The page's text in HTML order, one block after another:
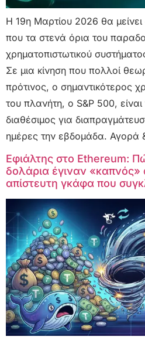
Η 19η Μαρτίου 2026 θα
που τα στενά όρια του
χρηματοπιστωτικού
Σε μια κίνηση που πολλοί
πρότινος, ο σημαντικότερος
του πλανήτη, ο S&P 500,
διαθέσιμος για
ημέρες την εβδομάδα. Αγορά
Εφιάλτης στο Ethereum:
δολάρια έγιναν «καπνός»
απίστευτη γκάφα που